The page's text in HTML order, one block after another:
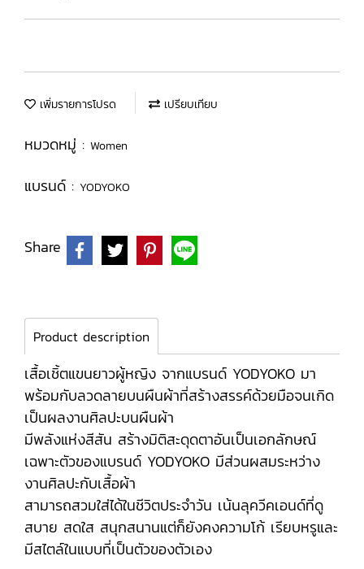
เพิ่มรายการโปรด เปรียบเทียบ
หมวดหมู่ : Women
แบรนด์ : YODYOKO
Share
Product description
เสื้อเชิ้ตแขนยาวผู้หญิง จากแบรนด์ YODYOKO มา
พร้อมกับลวดลายบนผืนผ้าที่สร้างสรรค์ด้วยมือจนเกิด
เป็นผลงานศิลปะบนผืนผ้า
มีพลังแห่งสีสัน สร้างมิติสะดุดตาอันเป็นเอกลักษณ์
เฉพาะตัวของแบรนด์ YODYOKO มีส่วนผสมระหว่าง
งานศิลปะกับเสื้อผ้า
สามารถสวมใส่ได้ในชีวิตประจำวัน เน้นลุควีคเอนด์ที่ดู
สบาย สดใส สนุกสนานแต่ก็ยังคงความโก้ เรียบหรูและ
มีสไตล์ในแบบที่เป็นตัวของตัวเอง